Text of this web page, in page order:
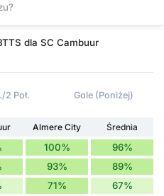
dla SC Cambuur
2 Poł. Gole (Poniżej)
Almere City
Średnia
100% 96%
93% 89%
71% 67%